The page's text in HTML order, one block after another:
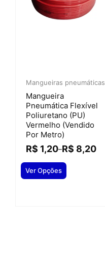
Mangueiras pneumáticas
Mangueira
Pneumática Flexível
Poliuretano (PU)
Vermelho (vendido
Por Metro)
R$ 1,20–R$ 8,20
Ver Opções